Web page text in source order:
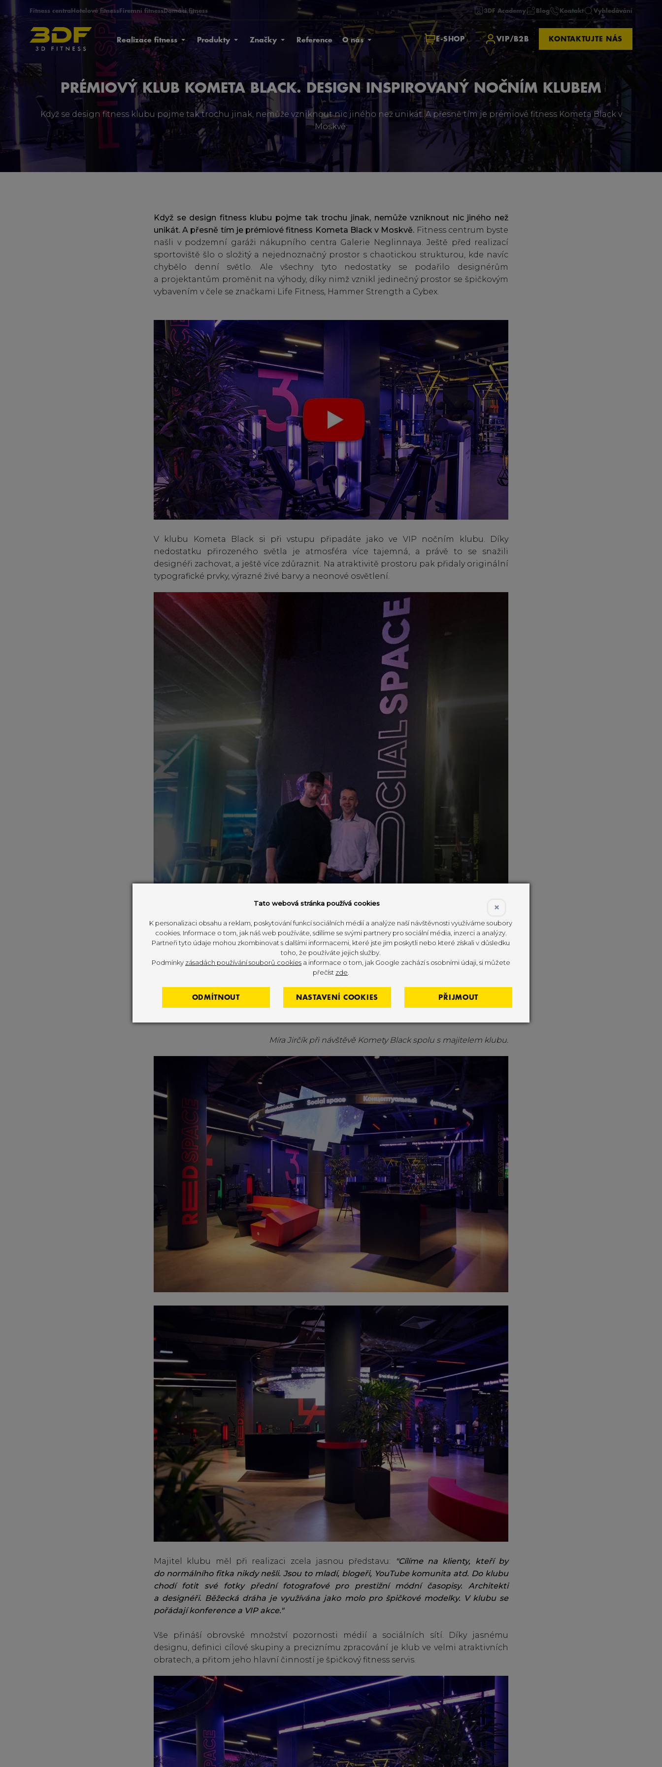
3DF Academy Blog Kontakt Vyhledávání
Fitness centra Hotelové fitness Firemní fitnessDomácí fitness
Realizace fitness Produkty Značky Reference O nás KONTAKTUJTE NÁS
E-SHOP VIP/B2B
PRÉMIOVÝ KLUB KOMETA BLACK. DESIGN INSPIROVANÝ NOČNÍM KLUBEM
Když se design fitness klubu pojme tak trochu jinak, nemůže vzniknout nic jiného než unikát. A přesně tím je prémiové fitness Kometa Black v
Moskvě.
Když se design fitness klubu pojme tak trochu jinak, nemůže vzniknout nic jiného než
unikát. A přesně tím je prémiové fitness Kometa Black v Moskvě. Fitness centrum byste
našli v podzemní garáži nákupního centra Galerie Neglinnaya. Ještě před realizací
sportoviště šlo o složitý a nejednoznačný prostor s chaotickou strukturou, kde navíc
chybělo denní světlo. Ale všechny tyto nedostatky se podařilo designérům
a projektantům proměnit na výhody, díky nimž vznikl jedinečný prostor se špičkovým
vybavením v čele se značkami Life Fitness, Hammer Strength a Cybex.
V klubu Kometa Black si při vstupu připadáte jako ve VIP nočním klubu. Díky
nedostatku přirozeného světla je atmosféra více tajemná, a právě to se snažili
designéři zachovat, a ještě více zdůraznit. Na atraktivitě prostoru pak přidaly originální
typografické prvky, výrazné živé barvy a neonové osvětlení.
Míra Jirčík při návštěvě Komety Black spolu s majitelem klubu.
Majitel klubu měl při realizaci zcela jasnou představu:
"Cílíme na klienty, kteří by
do normálního fitka nikdy nešli. Jsou to mladí, blogeři, YouTube komunita atd. Do klubu
chodí fotit své fotky přední fotografové pro prestižní módní časopisy. Architekti
a designéři. Běžecká dráha je využívána jako molo pro špičkové modelky. V klubu se
pořádají konference a VIP akce."
Vše přináší obrovské množství pozornosti médií a sociálních sítí. Díky jasnému
designu, definici cílové skupiny a preciznímu zpracování je klub ve velmi atraktivních
obratech, a přitom jeho hlavní činností je špičkový fitness servis.
×
Tato webová stránka používá cookies
K personalizaci obsahu a reklam, poskytování funkcí sociálních médií a analýze naší návštěvnosti využíváme soubory
cookies. Informace o tom, jak náš web používáte, sdílíme se svými partnery pro sociální média, inzerci a analýzy.
Partneři tyto údaje mohou zkombinovat s dalšími informacemi, které jste jim poskytli nebo které získali v důsledku
toho, že používáte jejich služby.
Podmínky zásadách používání souborů cookiesa informace o tom, jak Google zachází s osobními údaji, si můžete
přečíst zde
ODMÍTNOUT NASTAVENÍ COOKIES PŘIJMOUT